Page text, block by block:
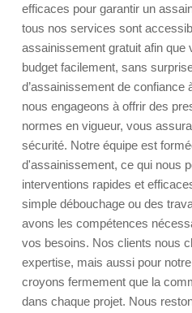
efficaces pour garantir un
tous nos services sont
assainissement gratuit afin que
budget facilement, sans
d’assainissement de
nous engageons à offrir des
normes en vigueur, vous
sécurité. Notre équipe est
d'assainissement, ce qui nous
interventions rapides et
simple débouchage ou des
avons les compétences
vos besoins. Nos clients nous
expertise, mais aussi pour
croyons fermement que la
dans chaque projet. Nous